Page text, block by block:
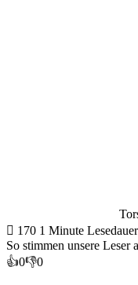
170 1 Minute Lesedauer
So stimmen unsere Leser
👍0👎0